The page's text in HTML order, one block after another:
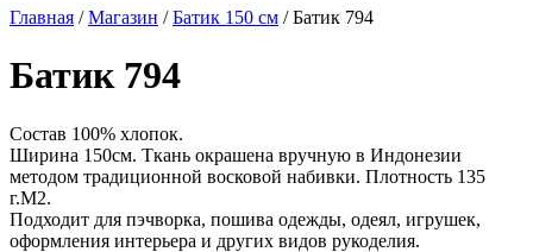
Главная /Магазин /Батик 150 см / Батик 794
Батик 794
Состав 100% хлопок.
Ширина 150см. Ткань окрашена вручную в Индонезии
методом традиционной восковой набивки. Плотность 135
г.М2.
Подходит для пэчворка, пошива одежды, одеял, игрушек,
оформления интерьера и других видов рукоделия.